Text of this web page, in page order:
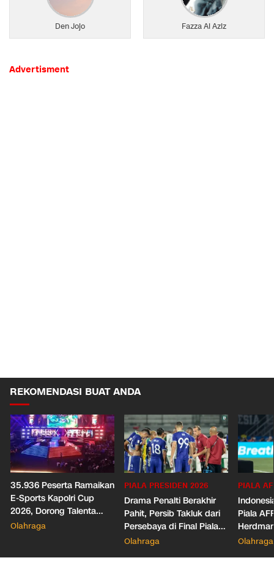
Den Jojo Fazza Al Aziz
Advertisment
REKOMENDASI BUAT ANDA
35.936 Peserta Ramaikan
E-Sports Kapolri Cup
2026, Dorong Talenta
Digital dan Keamanan
Olahraga
PIALA PRESIDEN 2026
Drama Penalti Berakhir
Pahit, Persib Takluk dari
Persebaya di Final Piala
Presiden 2026
Olahraga
PIALA
Piala
Wasit
Olahraga